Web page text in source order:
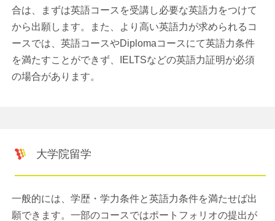
合は、まずは英語コースを受講し必要な英語力をつけて
から出願します。また、より高い英語力が求められるコ
ースでは、英語コースやDiplomaコースにて英語力条件
を満たすことができず、IELTSなどの英語力証明が必須
の場合があります。
大学院留学
一般的には、学歴・学力条件と英語力条件を満たせば出
願できます。一部のコースではポートフォリオの提出が